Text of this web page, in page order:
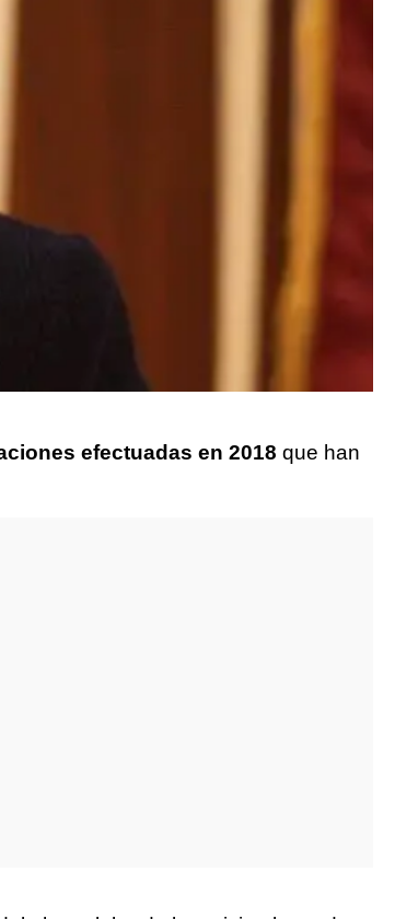
efectuadas en 2018 que han